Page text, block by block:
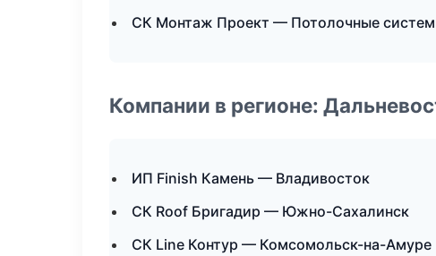
СК Монтаж Проект — Потолочные
Компании в регионе:
ИП Finish Камень — Владивосток
СК Roof Бригадир — Южно-Сахалинск
СК Line Контур — Комсомольск-на-Амуре